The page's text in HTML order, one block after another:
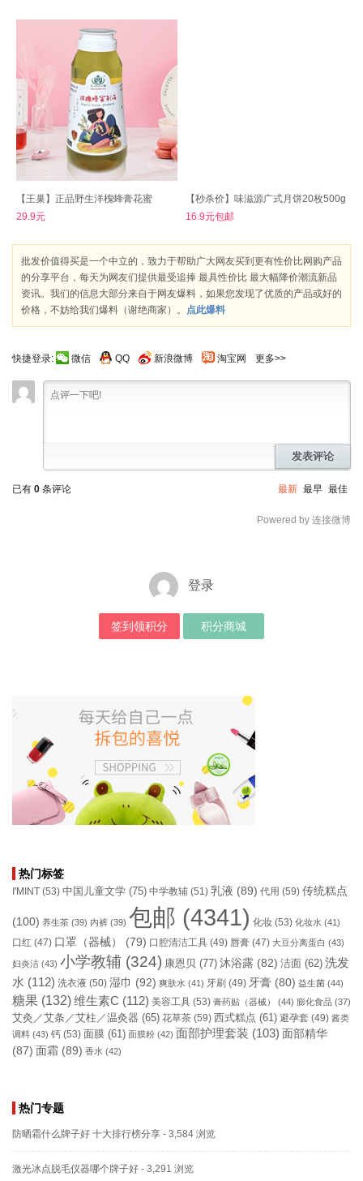
【王巢】正品野生洋槐蜂膏花蜜
29.9元
【秒杀价】味滋源广式月饼20枚500g
16.9元包邮
批发价值得买是一个中立的，致力于帮助广大网友买到更有性价比网购产品
的分享平台，每天为网友们提供最受追捧 最具性价比 最大幅降价潮流新品
资讯。我们的信息大部分来自于网友爆料，如果您发现了优质的产品或好的
价格，不妨给我们爆料（谢绝商家）。 点此爆料
快捷登录: 微信 QQ 新浪微博 淘宝网 更多>>
发表评论
已有 0 条评论 最新 最早 最佳
Powered by 连接微博
登录
签到领积分 积分商城
热门标签
I'MINT (53) 中国儿童文学 (75) 中学教辅 (51) 乳液 (89) 代用 (59) 传统糕点
(100) 养生茶 (39) 内裤 (39) 包邮 (4341) 化妆 (53) 化妆水 (41)
口红 (47) 口罩（器械） (79) 口腔清洁工具 (49) 唇膏 (47) 大豆分离蛋白 (43)
妇炎洁 (43) 小学教辅 (324) 康恩贝 (77) 沐浴露 (82) 洁面 (62) 洗发
水 (112) 洗衣液 (50) 湿巾 (92) 爽肤水 (41) 牙刷 (49) 牙膏 (80) 益生菌 (44)
糖果 (132)维生素C (112) 美容工具 (53) 膏药贴（器械） (44) 膨化食品 (37)
艾灸／艾条／艾柱／温灸器 (65) 花草茶 (59) 西式糕点 (61) 避孕套 (49) 酱类
调料 (43) 钙 (53) 面膜 (61) 面膜粉 (42) 面部护理套装 (103) 面部精华
(87) 面霜 (89) 香水 (42)
热门专题
防晒霜什么牌子好 十大排行榜分享 - 3,584 浏览
激光冰点脱毛仪器哪个牌子好 - 3,291 浏览